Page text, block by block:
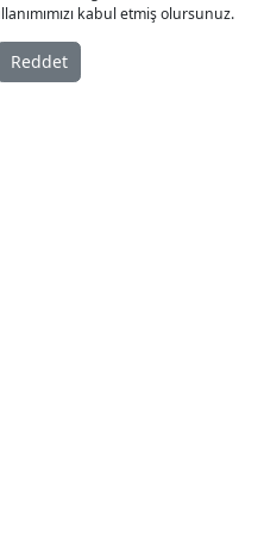
makinesi
taraklama makinası
borusu
kabul etmiş olursunuz.
Reddet